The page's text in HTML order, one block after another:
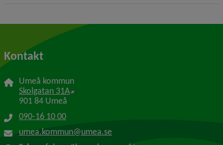
Kontakt
Umeå kommun
Skolgatan 31A Länk till annan webbplats, öppnas i nytt
901 84 Umeå
090-16 10 00
umea.kommun@umea.se